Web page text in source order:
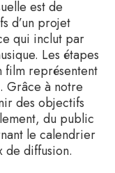
est de
d’un projet
qui inclut par
Les étapes
film représentent
Grâce à notre
des objectifs
du public
le calendrier
de diffusion.